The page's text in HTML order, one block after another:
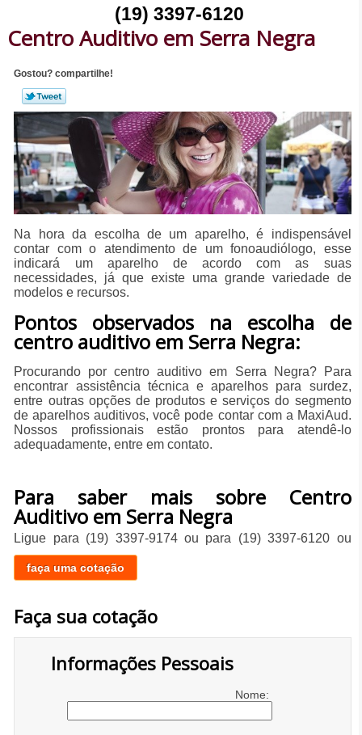
(19) 3397-6120
Centro Auditivo em Serra Negra
Gostou? compartilhe!
Na hora da escolha de um aparelho, é indispensável
contar com o atendimento de um fonoaudiólogo, esse
indicará um aparelho de acordo com as suas
necessidades, já que existe uma grande variedade de
modelos e recursos.
Pontos observados na escolha de
centro auditivo em Serra Negra:
Procurando por centro auditivo em Serra Negra? Para
encontrar assistência técnica e aparelhos para surdez,
entre outras opções de produtos e serviços do segmento
de aparelhos auditivos, você pode contar com a MaxiAud.
Nossos profissionais estão prontos para atendê-lo
adequadamente, entre em contato.
Para saber mais sobre Centro
Auditivo em Serra Negra
Ligue para (19) 3397-9174ou para (19) 3397-6120 ou
faça uma cotação
Faça sua cotação
Informações Pessoais
Nome: